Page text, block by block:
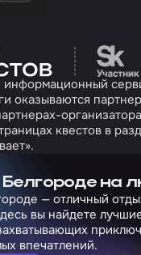
информационный
оказываются
квестов в
на
— отличный
вы найдете
впечатлений.